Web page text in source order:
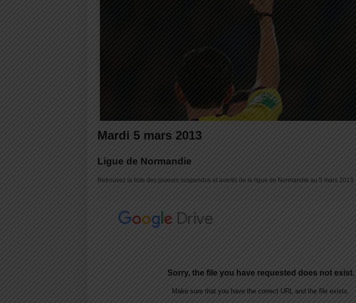
Mardi 5 mars 2013
Ligue de Normandie
Retrouvez la liste des joueurs suspendus et avertis de la ligue de Normandie au 5 mars 2013